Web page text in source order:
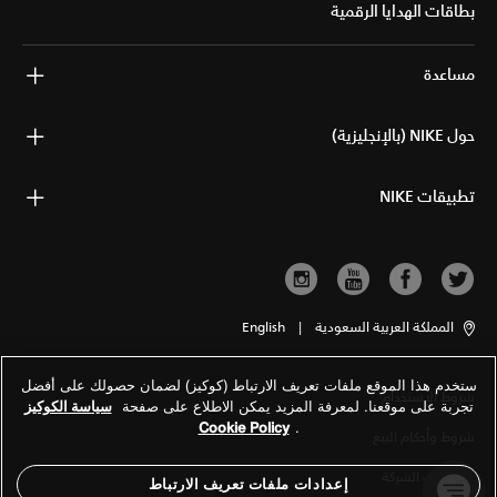
بطاقات الهدايا الرقمية
مساعدة
حول NIKE (بالإنجليزية)
تطبيقات NIKE
المملكة العربية السعودية |
English
شروط الاستخدام
معلومات الشركة
ستخدم هذا الموقع ملفات تعريف الارتباط (كوكيز) لضمان حصولك على أفضل
تجربة على موقعنا. لمعرفة المزيد يمكن الاطلاع على صفحة سياسة الكوكيز
.
Cookie Policy
إعدادات ملفات تعريف الارتباط